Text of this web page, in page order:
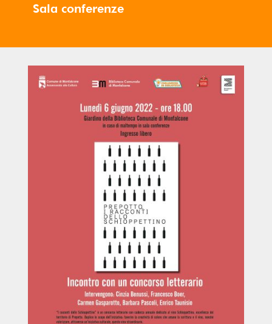
Sala conferenze